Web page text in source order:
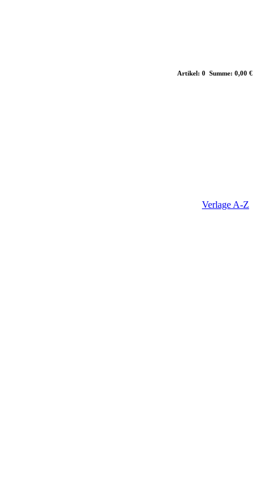
Artikel: 0 Summe: 0,00 €
Verlage A-Z